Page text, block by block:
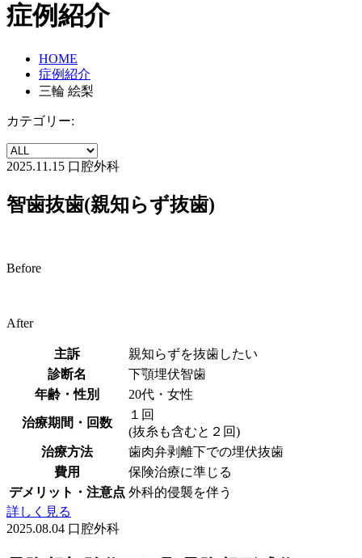
症例紹介
HOME
症例紹介
三輪 絵梨
カテゴリー:
2025.11.15 口腔外科
智歯抜歯(親知らず抜歯)
Before
After
主訴
親知らずを抜歯したい
診断名
下顎埋伏智歯
年齢・性別
20代・女性
治療期間・回数
１回
(抜糸も含むと２回)
治療方法
歯肉弁剥離下での埋伏抜歯
費用
保険治療に準じる
デメリット・注意点 外科的侵襲を伴う
詳しく見る
2025.08.04 口腔外科